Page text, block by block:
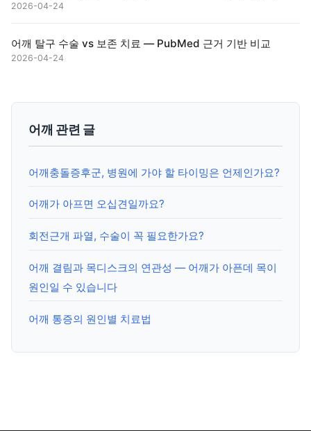
2026-04-24
어깨 탈구 수술 vs 보존 치료 — PubMed 근거 기반 비교
2026-04-24
어깨 관련 글
어깨충돌증후군, 병원에 가야 할 타이밍은 언제인가요?
어깨가 아프면 오십견일까요?
회전근개 파열, 수술이 꼭 필요한가요?
어깨 결림과 목디스크의 연관성 — 어깨가 아픈데 목이
원인일 수 있습니다
어깨 통증의 원인별 치료법